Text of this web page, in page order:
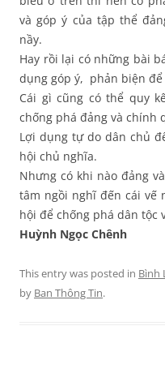
và góp ý của tập thể
nầy.
Hay rồi lại có những bài
dụng góp ý, phản biện để
Cái gì cũng có thể quy
chống phá đảng và chính
Lợi dụng tự do dân chủ
hội chủ nghĩa.
Nhưng có khi nào đảng
tâm ngồi nghĩ đến cái vế
hội để chống phá dân tộc
Huỳnh Ngọc Chênh
This entry was posted in Bình
by Ban Thông Tin.